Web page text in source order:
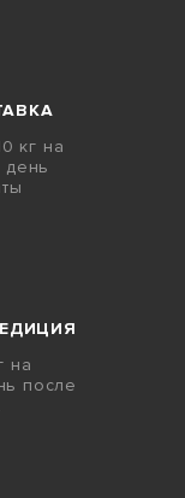
кг на
на
после